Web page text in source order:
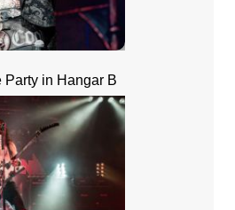
Party in Hangar B